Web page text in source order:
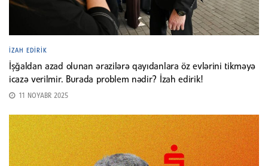
İZAH EDIRIK
İşğaldan azad olunan ərazilərə qayıdanlara öz evlərini tikməyə
icazə verilmir. Burada problem nədir? İzah edirik!
11 NOYABR 2025